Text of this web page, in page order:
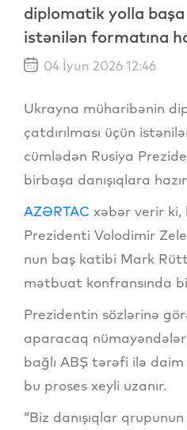
diplomatik yolla başa
istənilən formatına
04 İyun 2026 12:46
Ukrayna müharibənin
çatdırılması üçün
cümlədən Rusiya
birbaşa danışıqlara
AZƏRTAC xəbər verir ki,
Prezidenti Volodimir
nun baş katibi Mark
mətbuat konfransında
Prezidentin sözlərinə
aparacaq
bağlı ABŞ tərəfi ilə daim
bu proses xeyli uzanır.
“Biz danışıqlar